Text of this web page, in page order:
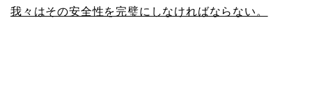
我々はその安全性を完璧にしなければならない。